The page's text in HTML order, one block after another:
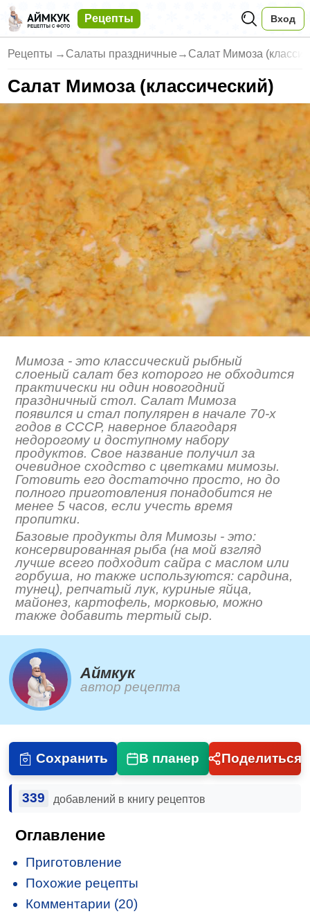
Рецепты Вход
Рецепты → Салаты праздничные → Салат Мимоза
Салат Мимоза (классический)
Мимоза - это классический рыбный
слоеный салат без которого не обходится
практически ни один новогодний
праздничный стол. Салат Мимоза
появился и стал популярен в начале 70-х
годов в СССР, наверное благодаря
недорогому и доступному набору
продуктов. Свое название получил за
очевидное сходство с цветками мимозы.
Готовить его достаточно просто, но до
полного приготовления понадобится не
менее 5 часов, если учесть время
пропитки.
Базовые продукты для Мимозы - это:
консервированная рыба (на мой взгляд
лучше всего подходит сайра с маслом или
горбуша, но также используются: сардина,
тунец), репчатый лук, куриные яйца,
майонез, картофель, морковью, можно
также добавить тертый сыр.
Аймкук
автор рецепта
Сохранить В планер Поделиться
339 добавлений в книгу рецептов
Оглавление
Приготовление
Похожие рецепты
Комментарии (20)